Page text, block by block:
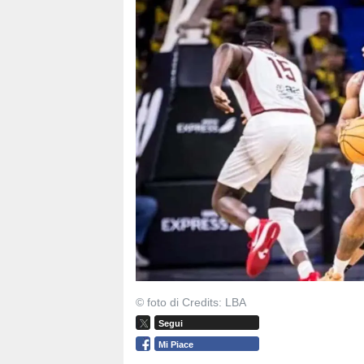
© foto di Credits: LBA
Segui
Mi Piace